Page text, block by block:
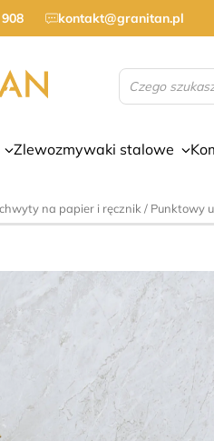
kontakt@granitan.pl
Wyszukiwarka
produktów
Zlewozmywaki stalowe
na papier i ręcznik / Punktowy